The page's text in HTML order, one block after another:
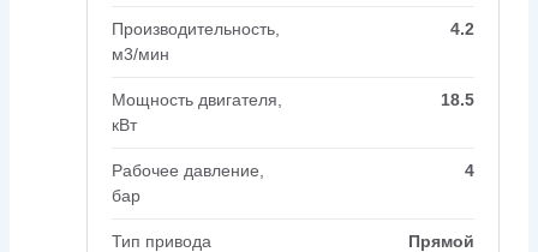
Производительность,
м3/мин
4.2
Мощность двигателя,
кВт
18.5
Рабочее давление,
бар
4
Тип привода Прямой